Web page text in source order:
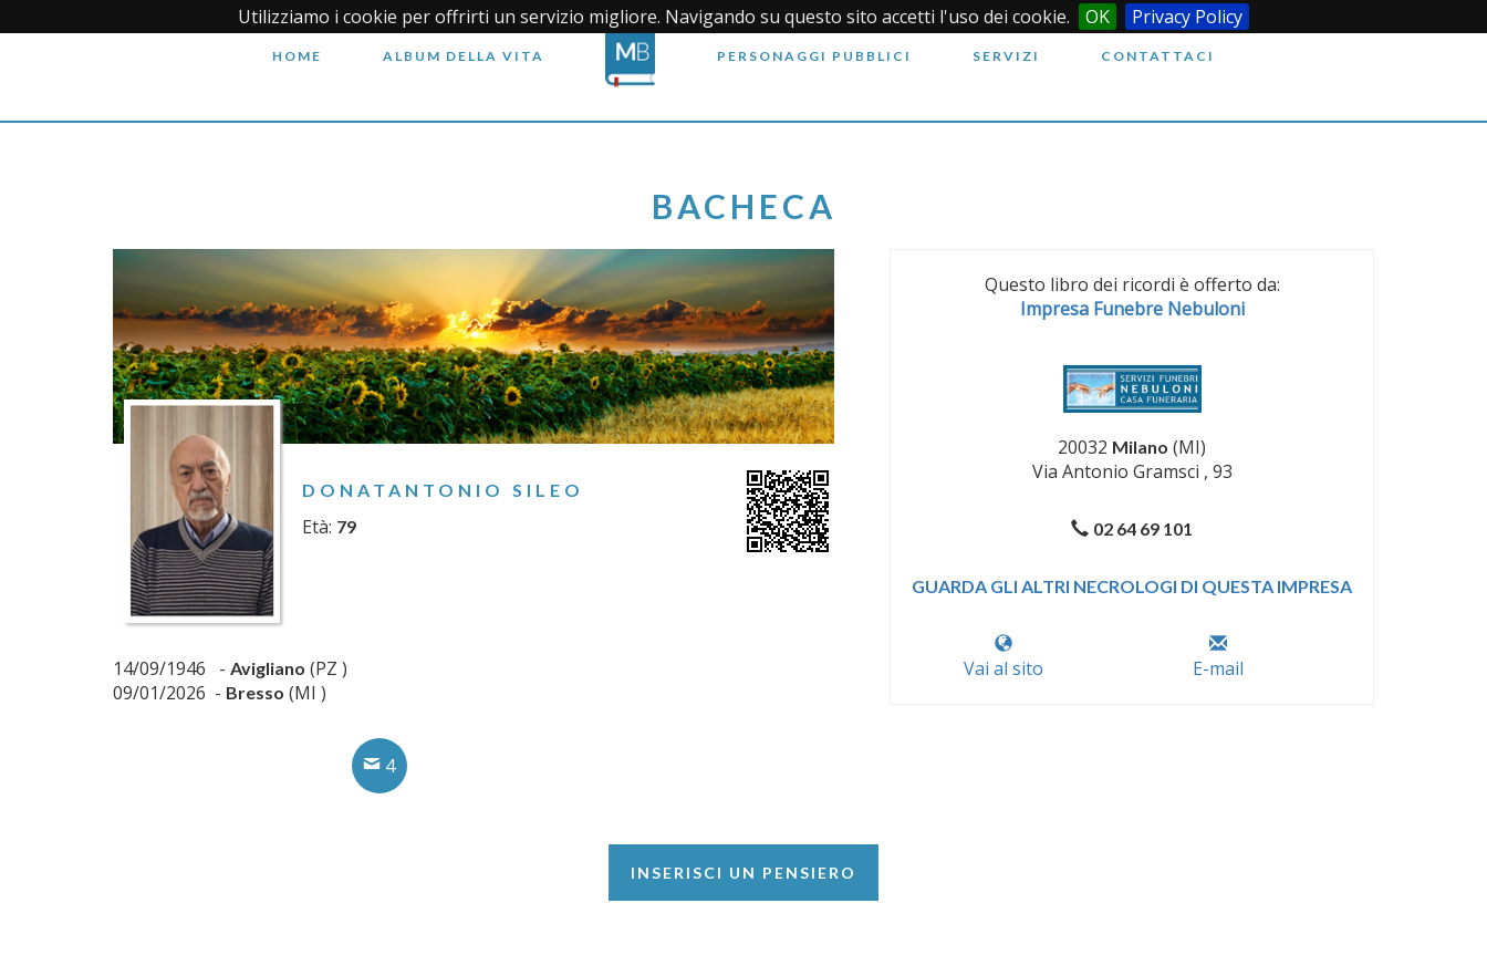
Utilizziamo i cookie per offrirti un servizio migliore. Navigando su questo sito accetti l'uso dei cookie. OK Privacy Policy
HOME ALBUM DELLA VITA PERSONAGGI PUBBLICI SERVIZI CONTATTACI
BACHECA
DONATANTONIO SILEO
Età: 79
14/09/1946 - Avigliano (PZ )
09/01/2026 - Bresso (MI )
4
Questo libro dei ricordi è offerto da:
Impresa Funebre Nebuloni
20032 Milano (MI)
Via Antonio Gramsci , 93
02 64 69 101
GUARDA GLI ALTRI NECROLOGI DI QUESTA IMPRESA
Vai al sito E-mail
INSERISCI UN PENSIERO